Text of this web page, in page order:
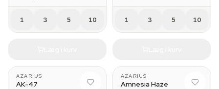
1 3 5 10 1 3 5 10
AZARIUS
AK-47
AZARIUS
Amnesia Haze